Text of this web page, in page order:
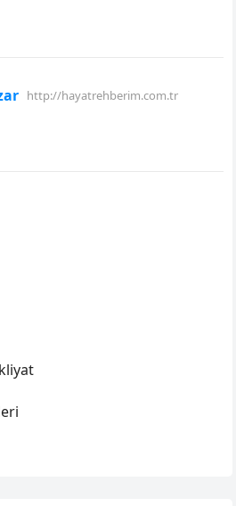
http://hayatrehberim.com.tr